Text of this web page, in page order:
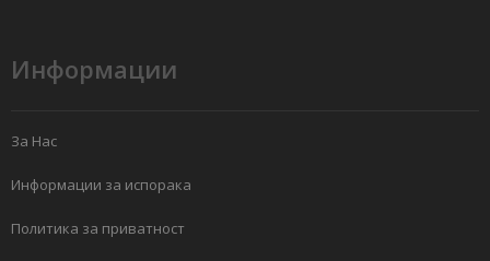
Информации
За Нас
Информации за испорака
Политика за приватност